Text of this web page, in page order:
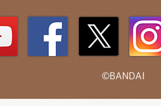
©BANDAI